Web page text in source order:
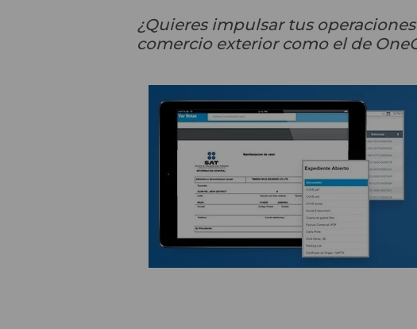
¿Quieres impulsar tus
comercio exterior como el de